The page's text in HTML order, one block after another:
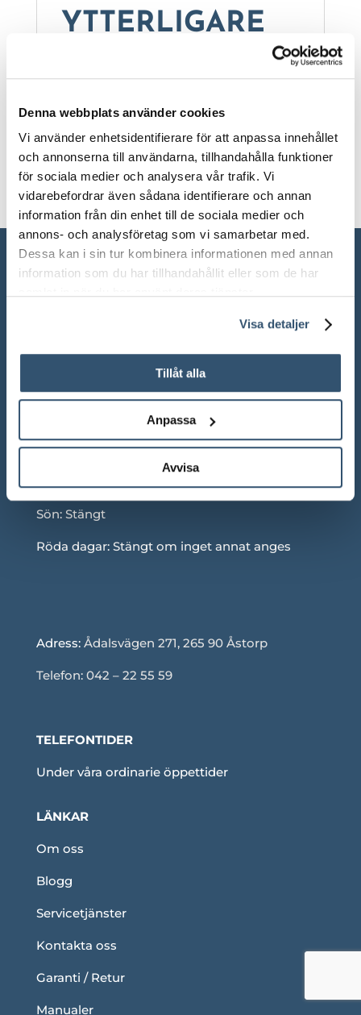
Denna webbplats använder cookies
Vi använder enhetsidentifierare för att anpassa innehållet
och annonserna till användarna, tillhandahålla funktioner
för sociala medier och analysera vår trafik. Vi
vidarebefordrar även sådana identifierare och annan
information från din enhet till de sociala medier och
annons- och analysföretag som vi samarbetar med.
Dessa kan i sin tur kombinera informationen med annan
information som du har tillhandahållit eller som de har
Visa detaljer
Tillåt alla
Anpassa
Avvisa
YTTERLIGARE
INFORMATION
1000 kg
ÖPPETTIDER SHOWROOM
Mån-Fre: 10.00 – 18.00
Sön: Stängt
Röda dagar: Stängt om inget annat anges
Adress: Ådalsvägen 271, 265 90 Åstorp
Telefon: 042 – 22 55 59
TELEFONTIDER
Under våra ordinarie öppettider
LÄNKAR
Om oss
Blogg
Servicetjänster
Kontakta oss
Garanti / Retur
Manualer